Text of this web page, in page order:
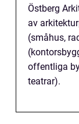
Östberg
av
(småhus,
offentliga
teatrar).